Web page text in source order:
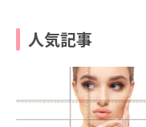
人気記事